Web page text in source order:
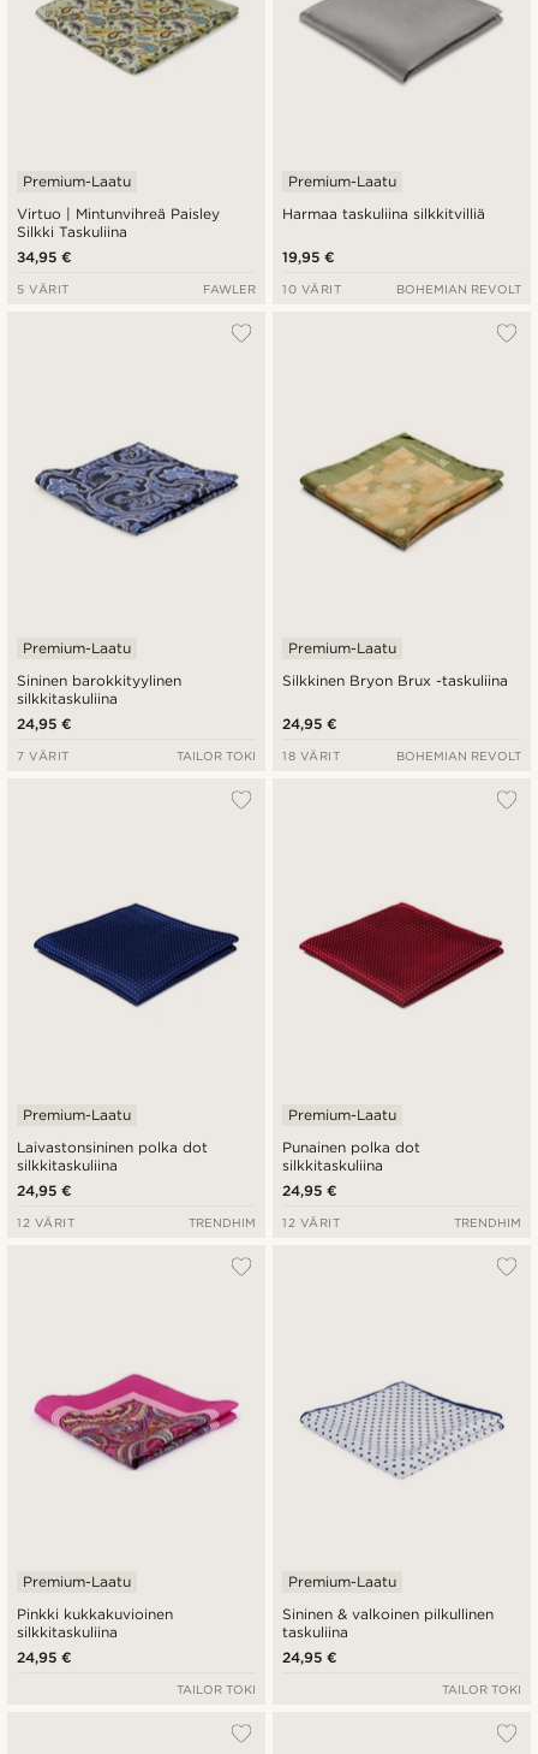
Virtuo | Mintunvihreä Paisley
Silkki Taskuliina
Premium-Laatu
34,95 €
5 VÄRIT FAWLER
Harmaa taskuliina silkkitvilliä
Premium-Laatu
19,95 €
10 VÄRIT BOHEMIAN REVOLT
Sininen barokkityylinen
silkkitaskuliina
Premium-Laatu
24,95 €
7 VÄRIT TAILOR TOKI
Silkkinen Bryon Brux -taskuliina
Premium-Laatu
24,95 €
18 VÄRIT BOHEMIAN REVOLT
Laivastonsininen polka dot
silkkitaskuliina
Premium-Laatu
24,95 €
12 VÄRIT TRENDHIM
Punainen polka dot
silkkitaskuliina
Premium-Laatu
24,95 €
12 VÄRIT TRENDHIM
Pinkki kukkakuvioinen
silkkitaskuliina
Premium-Laatu
24,95 €
TAILOR TOKI
Sininen & valkoinen pilkullinen
taskuliina
Premium-Laatu
24,95 €
TAILOR TOKI